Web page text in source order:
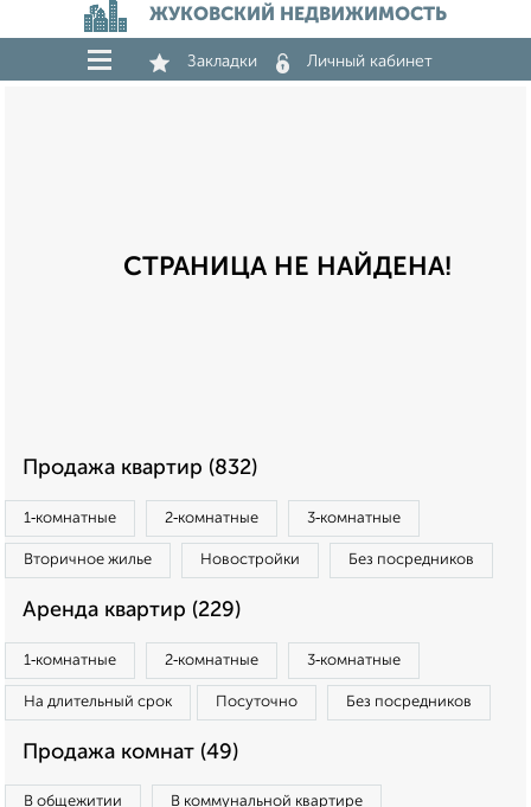
ЖУКОВСКИЙ НЕДВИЖИМОСТЬ
Закладки Личный кабинет
СТРАНИЦА НЕ НАЙДЕНА!
Продажа квартир (832)
1‑комнатные 2‑комнатные 3‑комнатные
Вторичное жилье Новостройки Без посредников
Аренда квартир (229)
1‑комнатные 2‑комнатные 3‑комнатные
На длительный срок Посуточно Без посредников
Продажа комнат (49)
В общежитии В коммунальной квартире